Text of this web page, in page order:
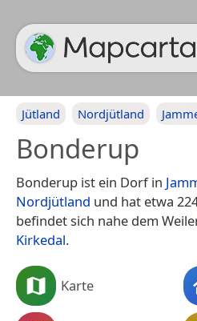
Jütland Nordjütland
Bonderup
Bonderup ist ein Dorf in
Nordjütland und hat etwa
befindet sich nahe dem
Kirkedal.
Karte